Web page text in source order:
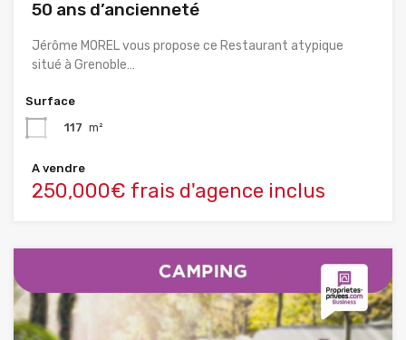
50 ans d’ancienneté
Jérôme MOREL vous propose ce Restaurant atypique
situé à Grenoble…
Surface
117 m²
A vendre
250,000€ frais d'agence inclus